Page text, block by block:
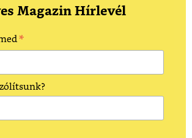
Magazin Hírlevél
*